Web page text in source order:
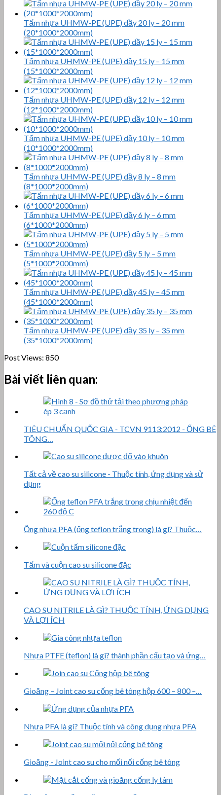
Tấm nhựa UHMW-PE (UPE) dầy 20 ly – 20 mm
(20*1000*2000mm)
Tấm nhựa UHMW-PE (UPE) dầy 15 ly – 15 mm
(15*1000*2000mm)
Tấm nhựa UHMW-PE (UPE) dầy 12 ly – 12 mm
(12*1000*2000mm)
Tấm nhựa UHMW-PE (UPE) dầy 10 ly – 10 mm
(10*1000*2000mm)
Tấm nhựa UHMW-PE (UPE) dầy 8 ly – 8 mm
(8*1000*2000mm)
Tấm nhựa UHMW-PE (UPE) dầy 6 ly – 6 mm
(6*1000*2000mm)
Tấm nhựa UHMW-PE (UPE) dầy 5 ly – 5 mm
(5*1000*2000mm)
Tấm nhựa UHMW-PE (UPE) dầy 45 ly – 45 mm
(45*1000*2000mm)
Tấm nhựa UHMW-PE (UPE) dầy 35 ly – 35 mm
(35*1000*2000mm)
Post Views: 850
Bài viết liên quan:
TIÊU CHUẨN QUỐC GIA - TCVN 9113:2012 - ỐNG BÊ
TÔNG…
Tất cả về cao su silicone - Thuộc tính, ứng dụng và sử
dụng
Ống nhựa PFA (ống teflon trắng trong) là gì? Thuộc…
Tấm và cuộn cao su silicone đặc
CAO SU NITRILE LÀ GÌ? THUỘC TÍNH, ỨNG DỤNG
VÀ LỢI ÍCH
Nhựa PTFE (teflon) là gì? thành phần cấu tạo và ứng…
Gioăng – Joint cao su cống bê tông hộp 600 – 800 –…
Nhựa PFA là gì? Thuộc tính và công dụng nhựa PFA
Gioăng - Joint cao su cho mối nối cống bê tông